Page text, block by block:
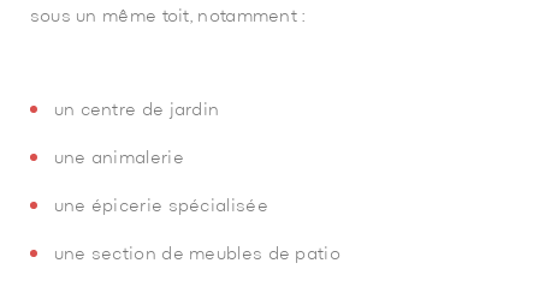
sous un même toit, notamment :
un centre de jardin
une animalerie
une épicerie spécialisée
une section de meubles de patio